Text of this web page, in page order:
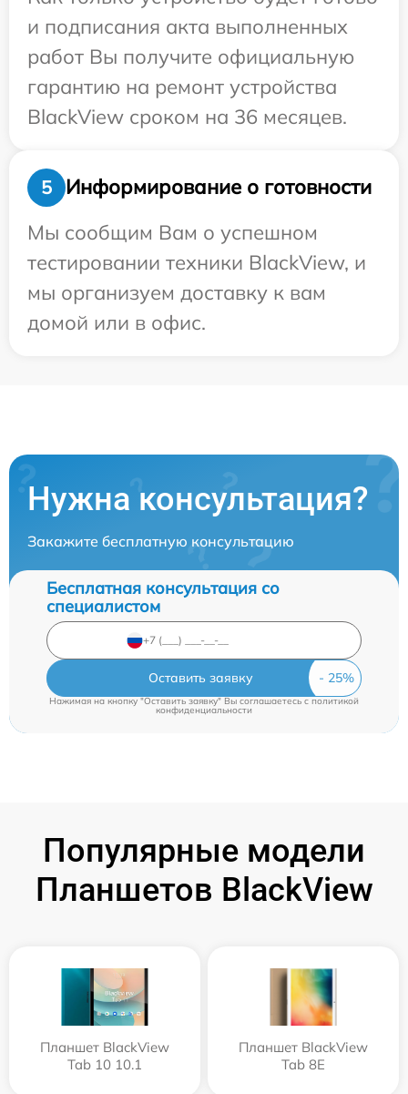
и подписания акта выполненных
работ Вы получите официальную
гарантию на ремонт устройства
BlackView сроком на 36 месяцев.
5
Информирование о готовности
Мы сообщим Вам о успешном
тестировании техники BlackView, и
мы организуем доставку к вам
домой или в офис.
Нужна консультация?
Закажите бесплатную консультацию
Бесплатная консультация со
специалистом
Оставить заявку
Нажимая на кнопку "Оставить заявку" Вы соглашаетесь cполитикой
конфиденциальности
Популярные модели
Планшетов BlackView
Планшет BlackView
Tab 10 10.1
Планшет BlackView
Tab 8E